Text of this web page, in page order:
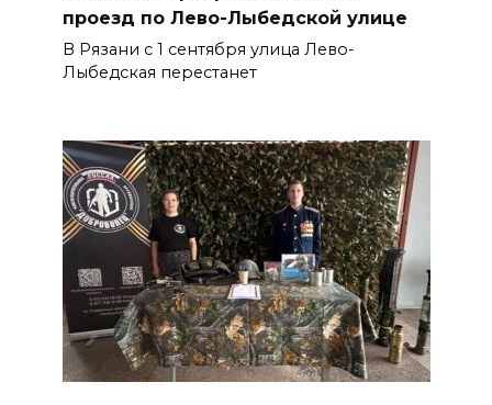
проезд по Лево-Лыбедской улице
В Рязани с 1 сентября улица Лево-
Лыбедская перестанет